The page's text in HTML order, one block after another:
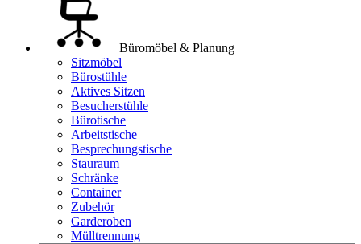
Büromöbel & Planung
Sitzmöbel
Bürostühle
Aktives Sitzen
Besucherstühle
Bürotische
Arbeitstische
Besprechungstische
Stauraum
Schränke
Container
Zubehör
Garderoben
Mülltrennung